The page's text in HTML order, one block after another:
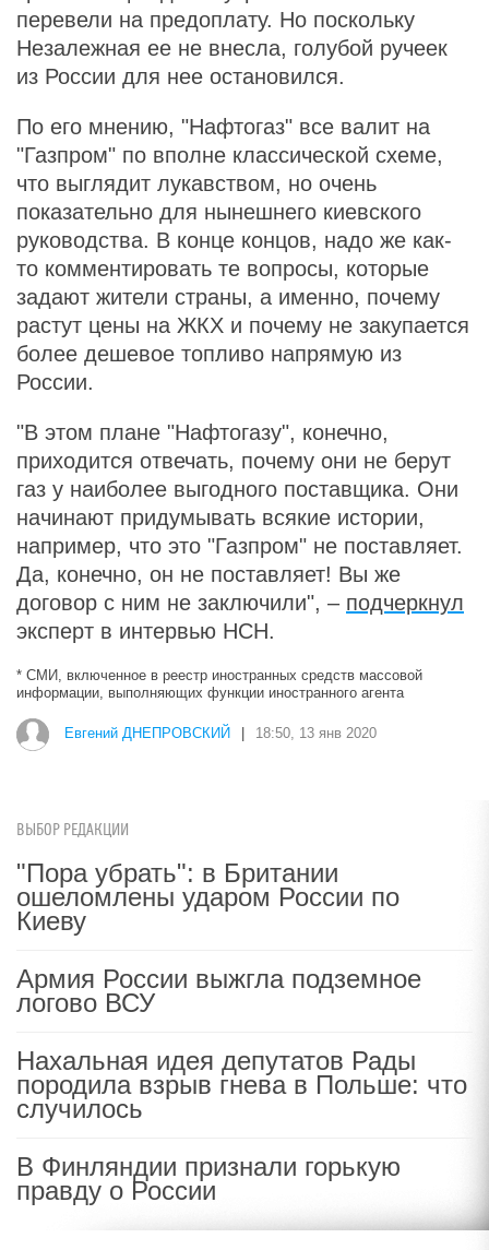
перевели на предоплату. Но поскольку
Незалежная ее не внесла, голубой ручеек
из России для нее остановился.
По его мнению, "Нафтогаз" все валит на
"Газпром" по вполне классической схеме,
что выглядит лукавством, но очень
показательно для нынешнего киевского
руководства. В конце концов, надо же как-
то комментировать те вопросы, которые
задают жители страны, а именно, почему
растут цены на ЖКХ и почему не закупается
более дешевое топливо напрямую из
России.
"В этом плане "Нафтогазу", конечно,
приходится отвечать, почему они не берут
газ у наиболее выгодного поставщика. Они
начинают придумывать всякие истории,
например, что это "Газпром" не поставляет.
Да, конечно, он не поставляет! Вы же
договор с ним не заключили", – подчеркнул
эксперт в интервью НСН.
* СМИ, включенное в реестр иностранных средств массовой
информации, выполняющих функции иностранного агента
Евгений ДНЕПРОВСКИЙ 18:50, 13 янв 2020
ВЫБОР РЕДАКЦИИ
"Пора убрать": в Британии
ошеломлены ударом России по
Киеву
Армия России выжгла подземное
логово ВСУ
Нахальная идея депутатов Рады
породила взрыв гнева в Польше: что
случилось
В Финляндии признали горькую
правду о России